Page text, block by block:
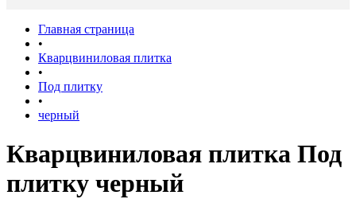
Главная страница
•
Кварцвиниловая плитка
•
Под плитку
•
черный
Кварцвиниловая плитка Под
плитку черный